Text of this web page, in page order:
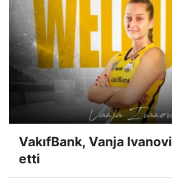
VakıfBank, Vanja
etti